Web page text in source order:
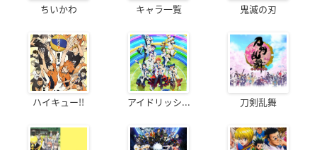
ちいかわ キャラ一覧 鬼滅の刃
ハイキュー!! アイドリッシ... 刀剣乱舞